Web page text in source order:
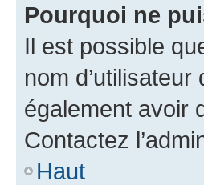
Pourquoi ne
Il est possible
nom
également avoir
Contactez
Haut